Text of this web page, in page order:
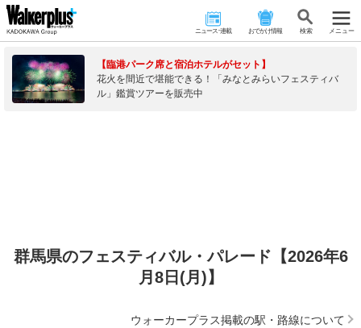
ニュース･連載 おでかけ情報 検 索 メニュー
【臨港パーク席と宿泊ホテルがセット】
花火を間近で堪能できる！「みなとみらいフェスティバ
ル」鑑賞ツアーを販売中
群馬県のフェスティバル・パレード【2026年6
月8日(月)】
ウォーカープラス掲載の駅・路線について